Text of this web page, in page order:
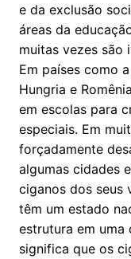
e da exclusão
áreas da
muitas vezes são
Em países como
Hungria e
em escolas para
especiais. Em
forçadamente
algumas cidades
ciganos dos seus
têm um estado
estrutura em uma
significa que os